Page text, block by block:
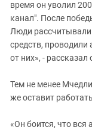
время он уволил
канал". После
Люди рассчитывали
средств, проводили
от них», - рассказал
Тем не менее
же оставит
«Он боится, что вся